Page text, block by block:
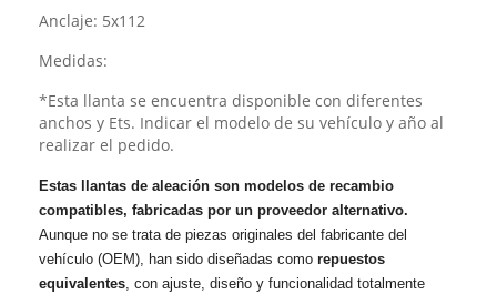
Anclaje: 5x112
Medidas:
*Esta llanta se encuentra disponible con diferentes
anchos y Ets. Indicar el modelo de su vehículo y año al
realizar el pedido.
Estas llantas de aleación son modelos de recambio
compatibles, fabricadas por un proveedor alternativo.
Aunque no se trata de piezas originales del fabricante del
vehículo (OEM), han sido diseñadas como repuestos
equivalentes, con ajuste, diseño y funcionalidad totalmente